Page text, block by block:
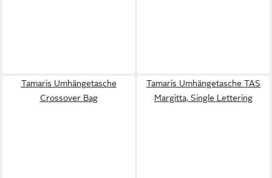
Tamaris Umhängetasche
Crossover Bag
Tamaris Umhängetasche TAS
Margitta, Single Lettering